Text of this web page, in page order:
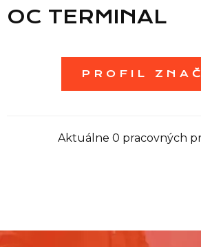
OC TERMINAL
PROFIL
Aktuálne 0 pracovných